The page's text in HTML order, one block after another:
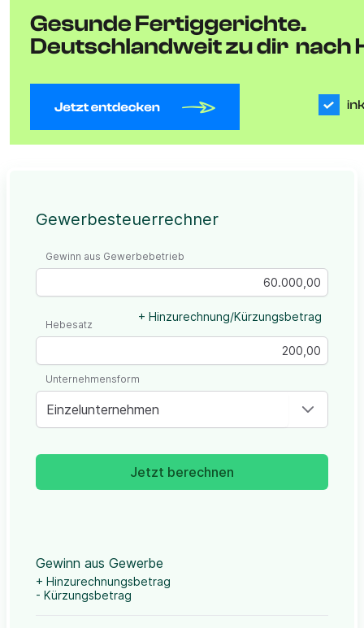
Gewerbesteuerrechner
Gewinn aus Gewerbebetrieb
+ Hinzurechnung/Kürzungsbetrag
Hebesatz
Einzelunternehmen
Unternehmensform
Jetzt berechnen
Gewinn aus Gewerbe
+ Hinzurechnungsbetrag
- Kürzungsbetrag